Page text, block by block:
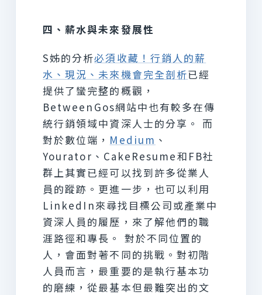
四、薪水與未來發展性
S姊的分析必須收藏！行銷人的薪
水、現況、未來機會完全剖析已經
提供了蠻完整的概觀，
BetweenGos網站中也有較多在傳
統行銷領域中資深人士的分享。 而
對於數位端， Medium 、
Yourator、CakeResume和FB社
群上其實已經可以找到許多從業人
員的蹤跡。更進一步，也可以利用
LinkedIn來尋找目標公司或產業中
資深人員的履歷，來了解他們的職
涯路徑和專長。 對於不同位置的
人，會面對著不同的挑戰。對初階
人員而言，最重要的是執行基本功
的磨練，從最基本但最難突出的文